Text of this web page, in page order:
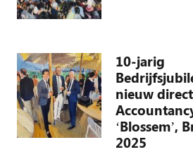
10-jarig
nieuw
‘Blossem’,
2025